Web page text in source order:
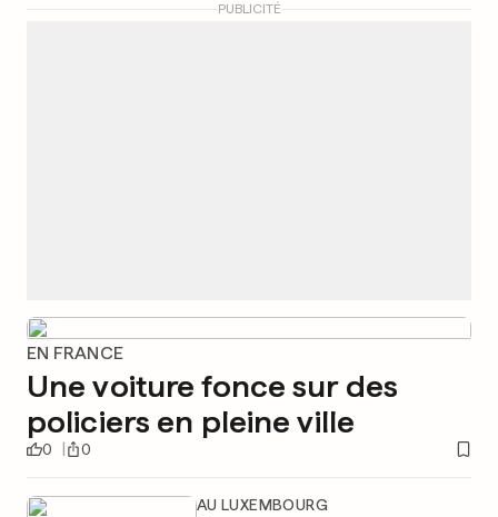
PUBLICITÉ
EN FRANCE
Une voiture fonce sur des
policiers en pleine ville
0 0
AU LUXEMBOURG